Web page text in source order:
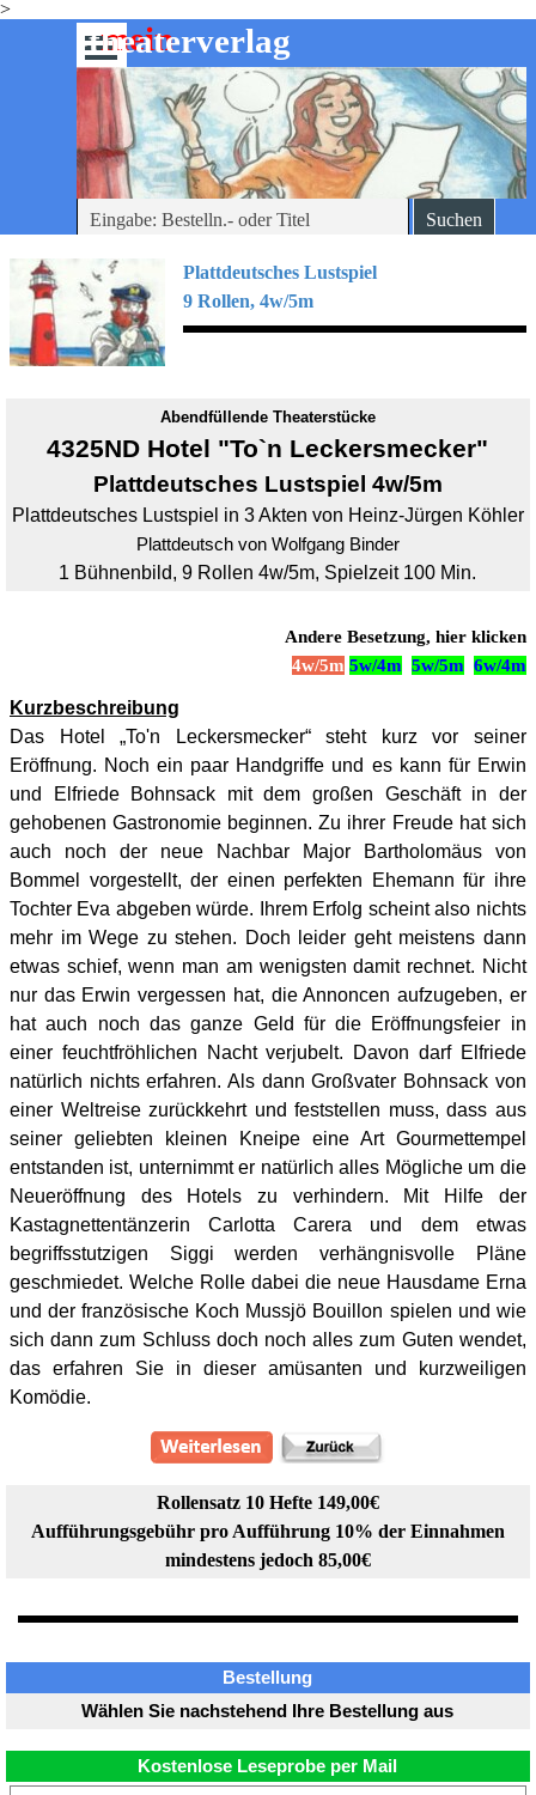
>
Direkt zum Seiteninhalt
-theaterverlag
mein
Menü überspringen
Suchen
Plattdeutsches Lustspiel
9 Rollen, 4w/5m
Abendfüllende Theaterstücke
4325ND Hotel "To`n Leckersmecker"
Plattdeutsches Lustspiel 4w/5m
Plattdeutsches Lustspiel in 3 Akten von Heinz-Jürgen Köhler
Plattdeutsch von Wolfgang Binder
1 Bühnenbild, 9 Rollen 4w/5m, Spielzeit 100 Min.
Andere Besetzung, hier klicken
4w/5m 5w/4m 5w/5m 6w/4m
Kurzbeschreibung
Das Hotel „To'n Leckersmecker“ steht kurz vor seiner
Eröffnung. Noch ein paar Handgriffe und es kann für Erwin
und Elfriede Bohnsack mit dem großen Geschäft in der
gehobenen Gastronomie beginnen. Zu ihrer Freude hat sich
auch noch der neue Nachbar Major Bartholomäus von
Bommel vorgestellt, der einen perfekten Ehemann für ihre
Tochter Eva abgeben würde. Ihrem Erfolg scheint also nichts
mehr im Wege zu stehen. Doch leider geht meistens dann
etwas schief, wenn man am wenigsten damit rechnet. Nicht
nur das Erwin vergessen hat, die Annoncen aufzugeben, er
hat auch noch das ganze Geld für die Eröffnungsfeier in
einer feuchtfröhlichen Nacht verjubelt. Davon darf Elfriede
natürlich nichts erfahren. Als dann Großvater Bohnsack von
einer Weltreise zurückkehrt und feststellen muss, dass aus
seiner geliebten kleinen Kneipe eine Art Gourmettempel
entstanden ist, unternimmt er natürlich alles Mögliche um die
Neueröffnung des Hotels zu verhindern. Mit Hilfe der
Kastagnettentänzerin Carlotta Carera und dem etwas
begriffsstutzigen Siggi werden verhängnisvolle Pläne
geschmiedet. Welche Rolle dabei die neue Hausdame Erna
und der französische Koch Mussjö Bouillon spielen und wie
sich dann zum Schluss doch noch alles zum Guten wendet,
das erfahren Sie in dieser amüsanten und kurzweiligen
Komödie.
Rollensatz 10 Hefte 149,00€
Aufführungsgebühr pro Aufführung 10% der Einnahmen
mindestens jedoch 85,00€
Bestellung
Wählen Sie nachstehend Ihre Bestellung aus
Kostenlose Leseprobe per Mail